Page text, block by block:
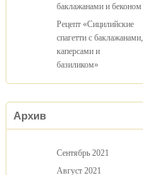
баклажанами и беконом
Рецепт «Сицилийские
спагетти с баклажанами,
каперсами и
базиликом»
Архив
Сентябрь 2021
Август 2021